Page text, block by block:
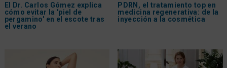
El Dr. Carlos Gómez explica
cómo evitar la 'piel de
pergamino' en el escote tras
el verano
PDRN, el tratamiento top en
medicina regenerativa: de la
inyección a la cosmética